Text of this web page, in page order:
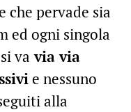
che pervade sia
ed ogni singola
va via via
e nessuno
alla